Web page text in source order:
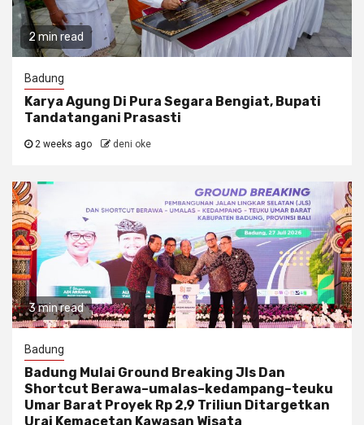
2 min read
Badung
Karya Agung Di Pura Segara Bengiat, Bupati
Tandatangani Prasasti
2 weeks ago deni oke
3 min read
Badung
Badung Mulai Ground Breaking Jls Dan
Shortcut Berawa–umalas–kedampang–teuku
Umar Barat Proyek Rp 2,9 Triliun Ditargetkan
Urai Kemacetan Kawasan Wisata